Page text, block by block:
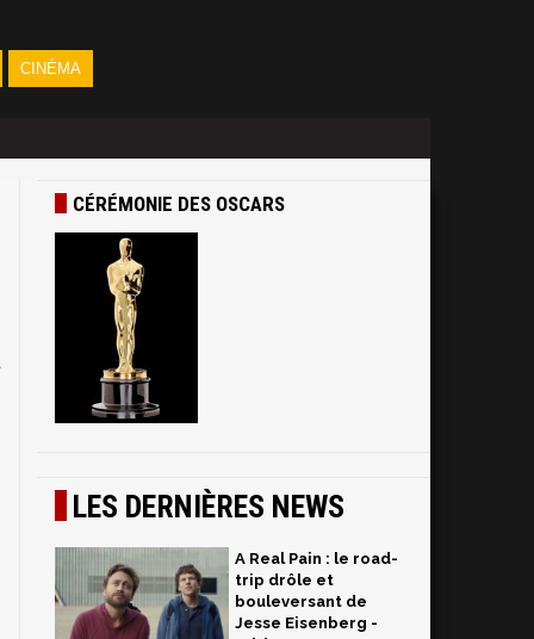
CINÉMA
CÉRÉMONIE DES OSCARS
LES DERNIÈRES NEWS
A Real Pain : le road-
trip drôle et
bouleversant de
Jesse Eisenberg -